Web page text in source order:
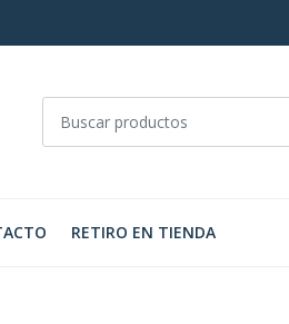
RETIRO EN TIENDA